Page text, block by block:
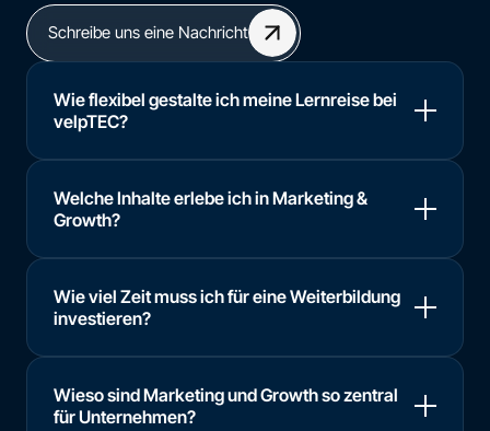
Schreibe uns eine Nachricht
Wie flexibel gestalte ich meine Lernreise bei
velpTEC?
Welche Inhalte erlebe ich in Marketing &
Growth?
Wie viel Zeit muss ich für eine Weiterbildung
investieren?
Wieso sind Marketing und Growth so zentral
für Unternehmen?